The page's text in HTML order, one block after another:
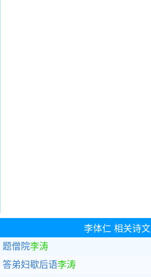
李体仁 相关诗文
题僧院李涛
答弟妇歇后语李涛